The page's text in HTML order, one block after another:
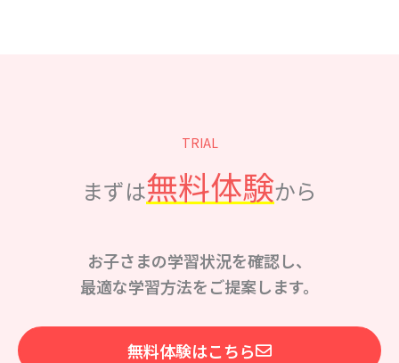
TRIAL
まずは無料体験から
お子さまの学習状況を確認し、
最適な学習方法をご提案します。
無料体験はこちら